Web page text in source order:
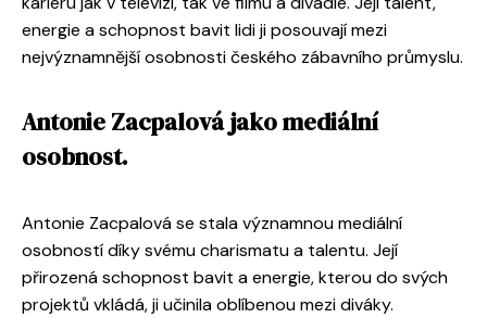
energie a schopnost bavit lidi ji posouvají mezi
nejvýznamnější osobnosti českého zábavního průmyslu.
Antonie Zacpalová jako mediální
osobnost.
Antonie Zacpalová se stala významnou mediální
osobností díky svému charismatu a talentu. Její
přirozená schopnost bavit a energie, kterou do svých
projektů vkládá, ji učinila oblíbenou mezi diváky.